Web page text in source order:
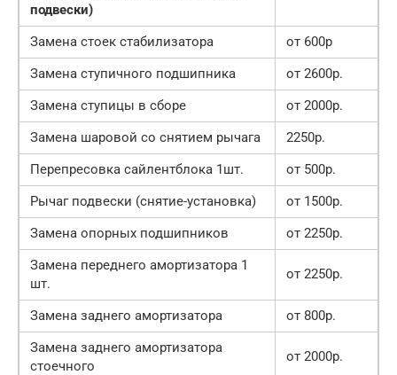
подвески)
Замена стоек стабилизатора
от 600р
Замена ступичного подшипника
от 2600р.
Замена ступицы в сборе
от 2000р.
Замена шаровой со снятием рычага
2250р.
Перепресовка сайлентблока 1шт.
от 500р.
Рычаг подвески (снятие-установка)
от 1500р.
Замена опорных подшипников
от 2250р.
Замена переднего амортизатора 1
шт.
от 2250р.
Замена заднего амортизатора
от 800р.
Замена заднего амортизатора
стоечного
от 2000р.